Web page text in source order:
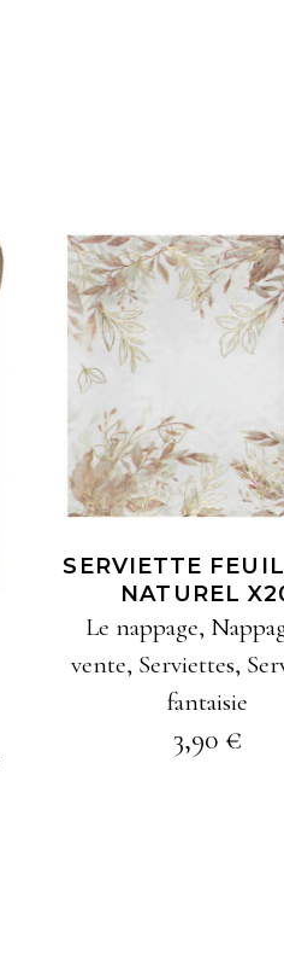
AJOUTER À MA
SERVIETTE
NATUREL
Le nappage,
vente, Serviettes,
fantaisie
3,90 €